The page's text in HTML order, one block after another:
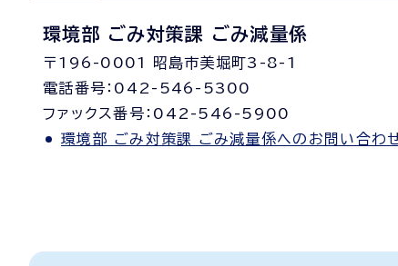
環境部 ごみ対策課 ごみ減量係
〒196-0001 昭島市美堀町3-8-1
電話番号：042-546-5300
ファックス番号：042-546-5900
環境部 ごみ対策課 ごみ減量係へのお問い合わ